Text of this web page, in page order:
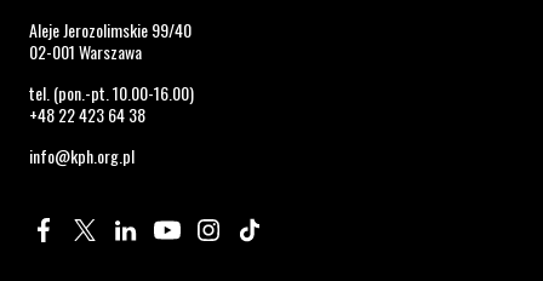
Aleje Jerozolimskie 99/40
02-001 Warszawa
tel. (pon.-pt. 10.00-16.00)
+48 22 423 64 38
info@kph.org.pl
Profil na Facebook. Strona otwiera się w nowym oknie.
Profil na Twitter. Strona otwiera się w nowym oknie.
Profil na LinkedIn. Strona otwiera się w nowym oknie.
Profil na YouTube. Strona otwiera się w nowym
Profil na Instagram. Strona otwiera się